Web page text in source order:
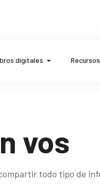
digitales Recursos
vos
todo tipo de